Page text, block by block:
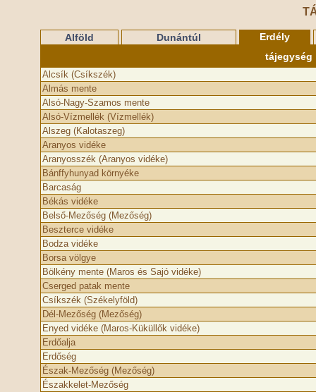
Alföld Dunántúl
Erdély
tájegység
Alcsík (Csíkszék)
Almás mente
Alsó-Nagy-Szamos mente
Alsó-Vízmellék (Vízmellék)
Alszeg (Kalotaszeg)
Aranyos vidéke
Aranyosszék (Aranyos vidéke)
Bánffyhunyad környéke
Barcaság
Békás vidéke
Belső-Mezőség (Mezőség)
Beszterce vidéke
Bodza vidéke
Borsa völgye
Bölkény mente (Maros és Sajó vidéke)
Cserged patak mente
Csíkszék (Székelyföld)
Dél-Mezőség (Mezőség)
Enyed vidéke (Maros-Küküllők vidéke)
Erdőalja
Erdőség
Észak-Mezőség (Mezőség)
Északkelet-Mezőség